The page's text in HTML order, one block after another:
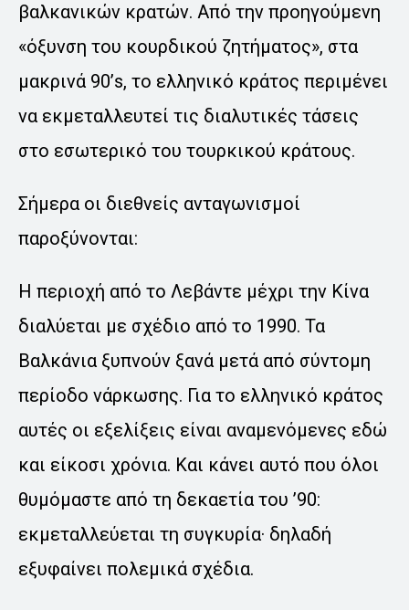
βαλκανικών κρατών. Από την προηγούμενη
«όξυνση του κουρδικού ζητήματος», στα
μακρινά 90’s, το ελληνικό κράτος περιμένει
να εκμεταλλευτεί τις διαλυτικές τάσεις
στο εσωτερικό του τουρκικού κράτους.
Σήμερα οι διεθνείς ανταγωνισμοί
παροξύνονται:
Η περιοχή από το Λεβάντε μέχρι την Κίνα
διαλύεται με σχέδιο από το 1990. Τα
Βαλκάνια ξυπνούν ξανά μετά από σύντομη
περίοδο νάρκωσης. Για το ελληνικό κράτος
αυτές οι εξελίξεις είναι αναμενόμενες εδώ
και είκοσι χρόνια. Και κάνει αυτό που όλοι
θυμόμαστε από τη δεκαετία του ’90:
εκμεταλλεύεται τη συγκυρία· δηλαδή
εξυφαίνει πολεμικά σχέδια.